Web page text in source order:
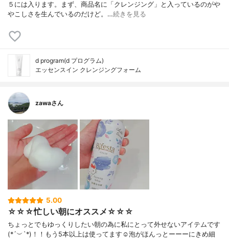
５には入ります。まず、商品名に「クレンジング」と入っているのがや
やこしさを生んでいるのだけど。…続きを見る
d program(d プログラム)
エッセンスイン クレンジングフォーム
zawaさん
5.00
☆☆☆忙しい朝にオススメ☆☆☆
ちょっとでもゆっくりしたい朝の為に私にとって外せないアイテムです
(*´︶`*)！！もう5本以上は使ってます☺️泡がほんっとーーーにきめ細